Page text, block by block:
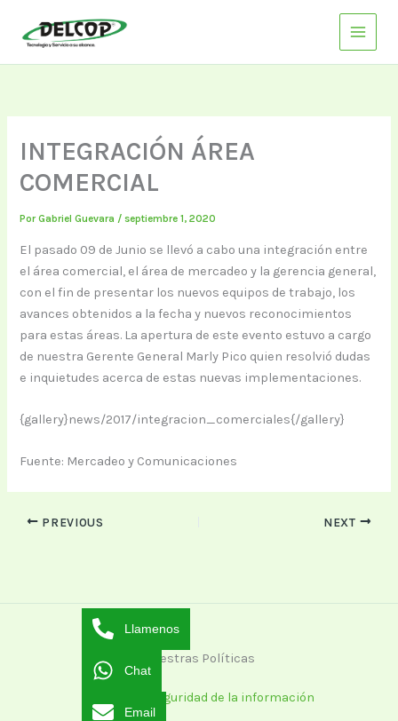
contenido
INTEGRACIÓN ÁREA
COMERCIAL
PorGabriel Guevara /septiembre 1, 2020
El pasado 09 de Junio se llevó a cabo una integración entre
el área comercial, el área de mercadeo y la gerencia general,
con el fin de presentar los nuevos equipos de trabajo, los
avances obtenidos a la fecha y nuevos reconocimientos
para estas áreas. La apertura de este evento estuvo a cargo
de nuestra Gerente General Marly Pico quien resolvió dudas
e inquietudes acerca de estas nuevas implementaciones.
{gallery}news/2017/integracion_comerciales{/gallery}
Fuente: Mercadeo y Comunicaciones
PREVIOUS NEXT
Nuestras Políticas
Política de seguridad de la información
Llamenos
Chat
Email